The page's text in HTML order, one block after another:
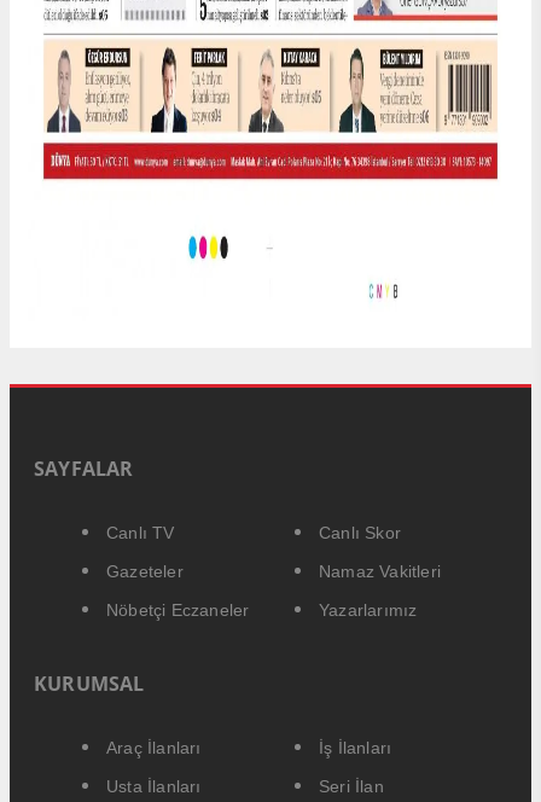
SAYFALAR
Canlı TV
Canlı Skor
Gazeteler
Namaz Vakitleri
Nöbetçi Eczaneler
Yazarlarımız
KURUMSAL
Araç İlanları
İş İlanları
Usta İlanları
Seri İlan